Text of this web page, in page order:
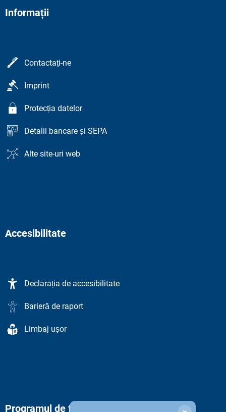
Informații
Contactați-ne
Imprint
Protecția datelor
Detalii bancare și SEPA
Alte site-uri web
Accesibilitate
Declarația de accesibilitate
Barieră de raport
Limbaj ușor
Programul de funcționare al administrației